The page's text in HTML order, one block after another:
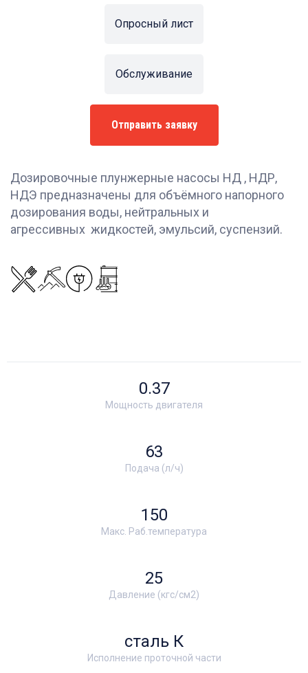
Опросный лист
Обслуживание
Отправить заявку
Дозировочные плунжерные насосы НД , НДР,
НДЭ предназначены для объёмного напорного
дозирования воды, нейтральных и
агрессивных жидкостей, эмульсий, суспензий.
Мощность двигателя
0.37
Подача (л/ч)
63
Макс. Раб.температура
150
Давление (кгс/см2)
25
Исполнение проточной части
сталь К